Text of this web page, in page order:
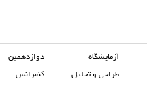
آزمایشگاه
طراحی و تحلیل
دوازدهمین
کنفرانس